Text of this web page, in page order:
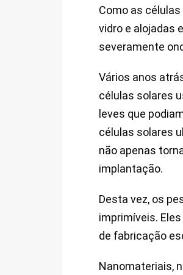
Como as
vidro e alojadas
severamente
Vários anos
células solares
leves que
células solares
não apenas
implantação.
Desta vez, os
imprimíveis.
de fabricação
Nanomateriais,